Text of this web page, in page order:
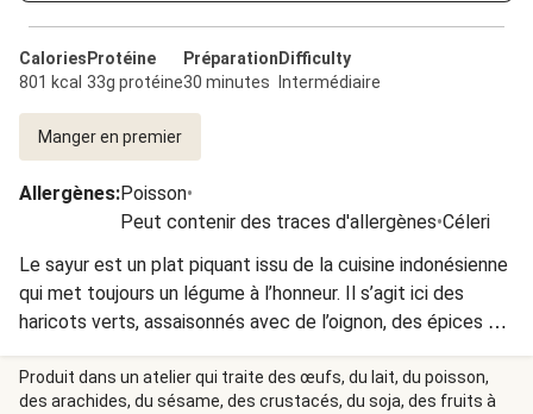
Calories
801 kcal
Protéine
33g protéine
Préparation
30 minutes
Difficulty
Intermédiaire
Manger en premier
Allergènes:Poisson•
Peut contenir des traces d'allergènes•Céleri
Le sayur est un plat piquant issu de la cuisine indonésienne
qui met toujours un légume à l’honneur. Il s’agit ici des
haricots verts, assaisonnés avec de l’oignon, des épices et
du bouillon. Ils offrent ainsi un contrepied parfait à la chair
du merlan, très tendre.
Produit dans un atelier qui traite des œufs, du lait, du poisson,
des arachides, du sésame, des crustacés, du soja, des fruits à